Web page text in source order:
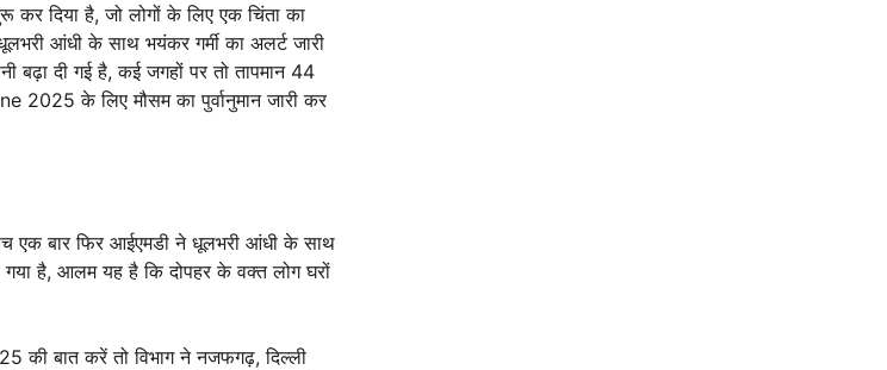
कर दिया है, जो लोगों के लिए एक चिंता का
आंधी के साथ भयंकर गर्मी का अलर्ट जारी
बढ़ा दी गई है, कई जगहों पर तो तापमान 44
2025 के लिए मौसम का पुर्वानुमान जारी कर
एक बार फिर आईएमडी ने धूलभरी आंधी के साथ
गया है, आलम यह है कि दोपहर के वक्त लोग घरों
की बात करें तो विभाग ने नजफगढ़, दिल्ली